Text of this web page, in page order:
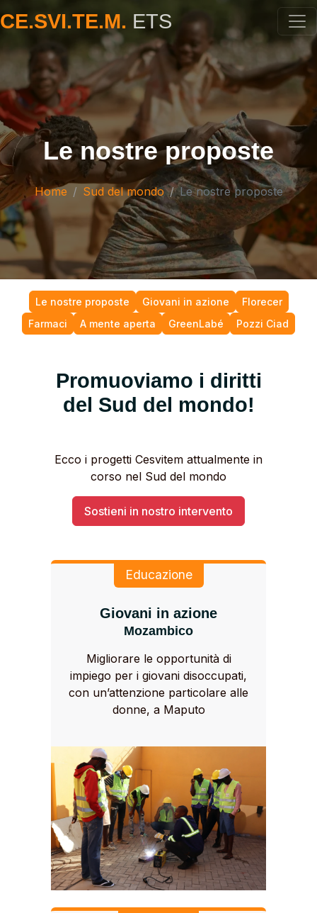
CE.SVI.TE.M. ETS
Le nostre proposte
Home Sud del mondo Le nostre proposte
Le nostre proposte Giovani in azione
Florecer
Farmaci
A mente aperta GreenLabé Pozzi Ciad
Promuoviamo i diritti
del Sud del mondo!
Ecco i progetti Cesvitem attualmente in
corso nel Sud del mondo
Sostieni in nostro intervento
Educazione
Giovani in azione
Mozambico
Migliorare le opportunità di
impiego per i giovani disoccupati,
con un’attenzione particolare alle
donne, a Maputo